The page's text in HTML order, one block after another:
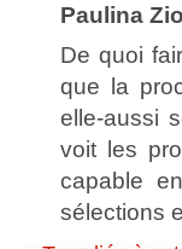
Paulina
De quoi
que la
elle-aussi
voit les
capable
sélections